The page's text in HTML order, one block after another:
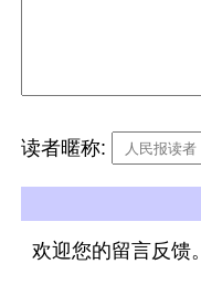
读者暱称:
欢迎您的留言反馈。